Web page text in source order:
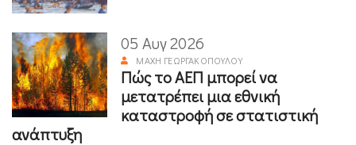
05 Αυγ 2026
ΜΆΧΗ ΓΕΩΡΓΑΚΟΠΟΎΛΟΥ
Πώς το ΑΕΠ μπορεί να
μετατρέπει μια εθνική
καταστροφή σε στατιστική
ανάπτυξη